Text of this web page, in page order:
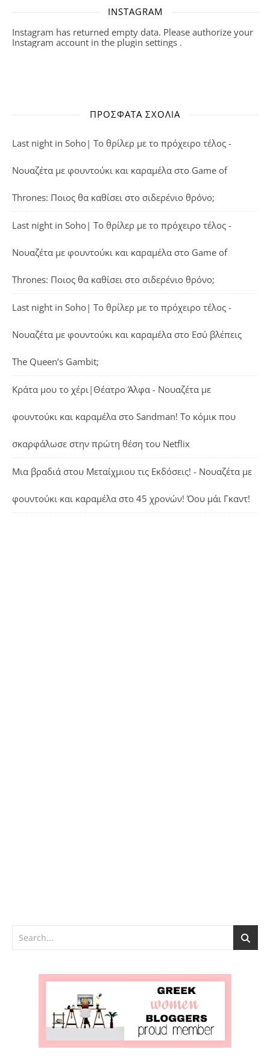
INSTAGRAM
Instagram has returned empty data. Please authorize your
Instagram account in the plugin settings .
ΠΡΌΣΦΑΤΑ ΣΧΌΛΙΑ
Last night in Soho| Το θρίλερ με το πρόχειρο τέλος -
Νουαζέτα με φουντούκι και καραμέλα στο Game of
Thrones: Ποιος θα καθίσει στο σιδερένιο θρόνο;
Last night in Soho| Το θρίλερ με το πρόχειρο τέλος -
Νουαζέτα με φουντούκι και καραμέλα στο Game of
Thrones: Ποιος θα καθίσει στο σιδερένιο θρόνο;
Last night in Soho| Το θρίλερ με το πρόχειρο τέλος -
Νουαζέτα με φουντούκι και καραμέλα στο Εσύ βλέπεις
The Queen’s Gambit;
Κράτα μου το χέρι|Θέατρο Άλφα - Νουαζέτα με
φουντούκι και καραμέλα στο Sandman! Το κόμικ που
σκαρφάλωσε στην πρώτη θέση του Netflix
Μια βραδιά στου Μεταίχμιου τις Εκδόσεις! - Νουαζέτα με
φουντούκι και καραμέλα στο 45 χρονών! Όου μάι Γκαντ!